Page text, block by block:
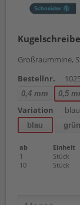
Großraummine,
Bestellnr.
0,4 mm 0,5
Variation blau
blau grün
ab Einheit
1
Stück
10
Stück